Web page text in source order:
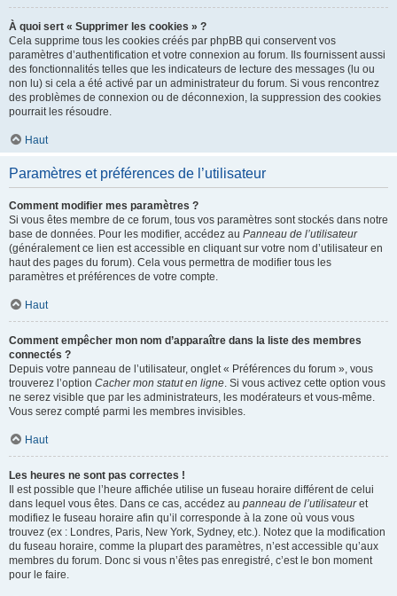
À quoi sert « Supprimer les cookies » ?
Cela supprime tous les cookies créés par phpBB qui conservent vos
paramètres d’authentification et votre connexion au forum. Ils fournissent aussi
des fonctionnalités telles que les indicateurs de lecture des messages (lu ou
non lu) si cela a été activé par un administrateur du forum. Si vous rencontrez
des problèmes de connexion ou de déconnexion, la suppression des cookies
pourrait les résoudre.
Haut
Paramètres et préférences de l’utilisateur
Comment modifier mes paramètres ?
Si vous êtes membre de ce forum, tous vos paramètres sont stockés dans notre
base de données. Pour les modifier, accédez au Panneau de l’utilisateur
(généralement ce lien est accessible en cliquant sur votre nom d’utilisateur en
haut des pages du forum). Cela vous permettra de modifier tous les
paramètres et préférences de votre compte.
Haut
Comment empêcher mon nom d’apparaître dans la liste des membres
connectés ?
Depuis votre panneau de l’utilisateur, onglet « Préférences du forum », vous
trouverez l’option Cacher mon statut en ligne. Si vous activez cette option vous
ne serez visible que par les administrateurs, les modérateurs et vous-même.
Vous serez compté parmi les membres invisibles.
Haut
Les heures ne sont pas correctes !
Il est possible que l’heure affichée utilise un fuseau horaire différent de celui
dans lequel vous êtes. Dans ce cas, accédez au panneau de l’utilisateuret
modifiez le fuseau horaire afin qu’il corresponde à la zone où vous vous
trouvez (ex : Londres, Paris, New York, Sydney, etc.). Notez que la modification
du fuseau horaire, comme la plupart des paramètres, n’est accessible qu’aux
membres du forum. Donc si vous n’êtes pas enregistré, c’est le bon moment
pour le faire.